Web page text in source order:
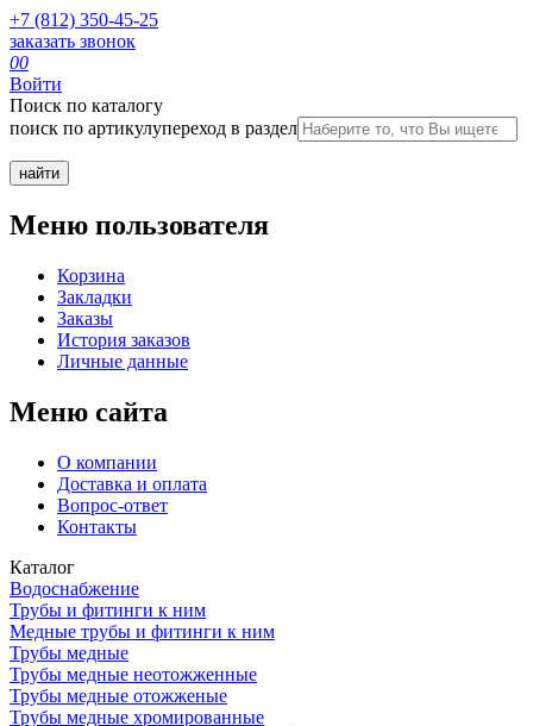
+7 (812) 350-45-25
заказать звонок
00
Войти
Поиск по каталогу
поиск по артикулупереход в раздел
Меню пользователя
Корзина
Закладки
Заказы
История заказов
Личные данные
Меню сайта
О компании
Доставка и оплата
Вопрос-ответ
Контакты
Каталог
Водоснабжение
Трубы и фитинги к ним
Медные трубы и фитинги к ним
Трубы медные
Трубы медные неотожженные
Трубы медные отожженые
Трубы медные хромированные